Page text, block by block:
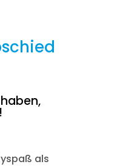
als